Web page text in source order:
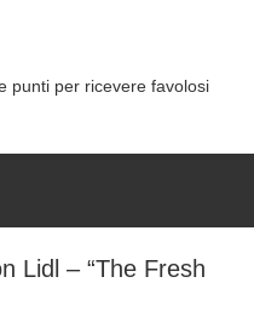
punti per ricevere favolosi
Lidl – “The Fresh